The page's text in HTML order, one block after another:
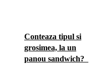
Conteaza tipul si
grosimea, la un
panou sandwich?